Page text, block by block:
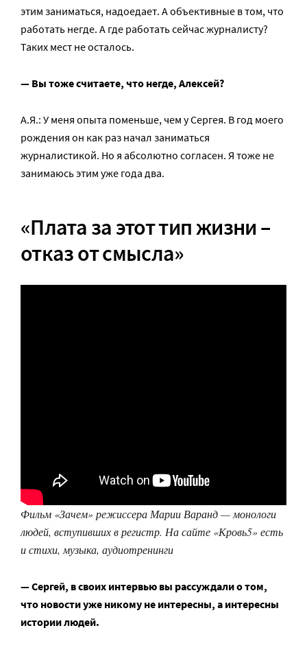
этим заниматься, надоедает. А объективные в том, что
работать негде. А где работать сейчас журналисту?
Таких мест не осталось.
— Вы тоже считаете, что негде, Алексей?
А.Я.: У меня опыта поменьше, чем у Сергея. В год моего
рождения он как раз начал заниматься
журналистикой. Но я абсолютно согласен. Я тоже не
занимаюсь этим уже года два.
«Плата за этот тип жизни –
отказ от смысла»
Фильм «Зачем» режиссера Марии Варанд — монологи
людей, вступивших в регистр. На сайте «Кровь5» есть
и стихи, музыка, аудиотренинги
— Сергей, в своих интервью вы рассуждали о том,
что новости уже никому не интересны, а интересны
истории людей.